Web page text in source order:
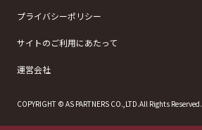
プライバシーポリシー
サイトのご利用にあたって
運営会社
COPYRIGHT © AS PARTNERS CO.,LTD.All Rights Reserved.